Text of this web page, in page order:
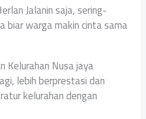
Jalanin saja, sering-
biar warga makin cinta sama
Kelurahan Nusa jaya
lebih berprestasi dan
kelurahan dengan